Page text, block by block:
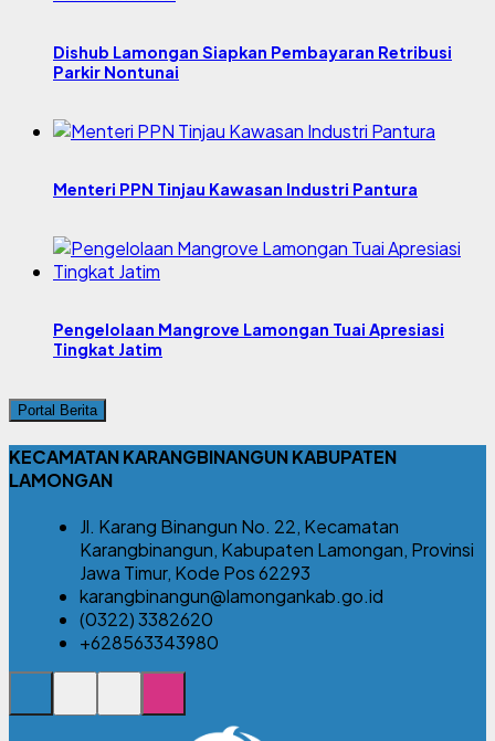
Dishub Lamongan Siapkan Pembayaran Retribusi
Parkir Nontunai
Menteri PPN Tinjau Kawasan Industri Pantura
Pengelolaan Mangrove Lamongan Tuai Apresiasi
Tingkat Jatim
Portal Berita
KECAMATAN KARANGBINANGUN KABUPATEN
LAMONGAN
Jl. Karang Binangun No. 22, Kecamatan
Karangbinangun, Kabupaten Lamongan, Provinsi
Jawa Timur, Kode Pos 62293
karangbinangun@lamongankab.go.id
(0322) 3382620
+628563343980